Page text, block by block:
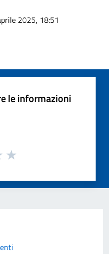
2025, 18:51
le informazioni